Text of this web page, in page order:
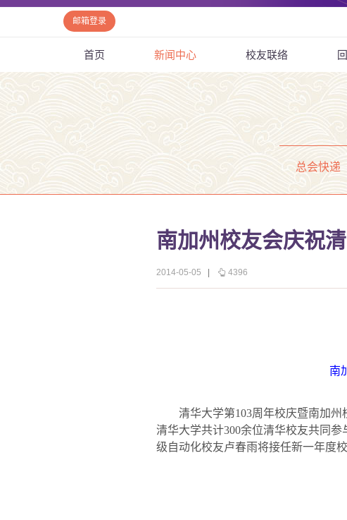
邮箱登录
首页 新闻中心 校友联络
总会快递
南加州校友会庆祝
2014-05-05 4396
南
清华大学第103周年校庆暨南加州
清华大学共计300余位清华校友共同参
级自动化校友卢春雨将接任新一年度